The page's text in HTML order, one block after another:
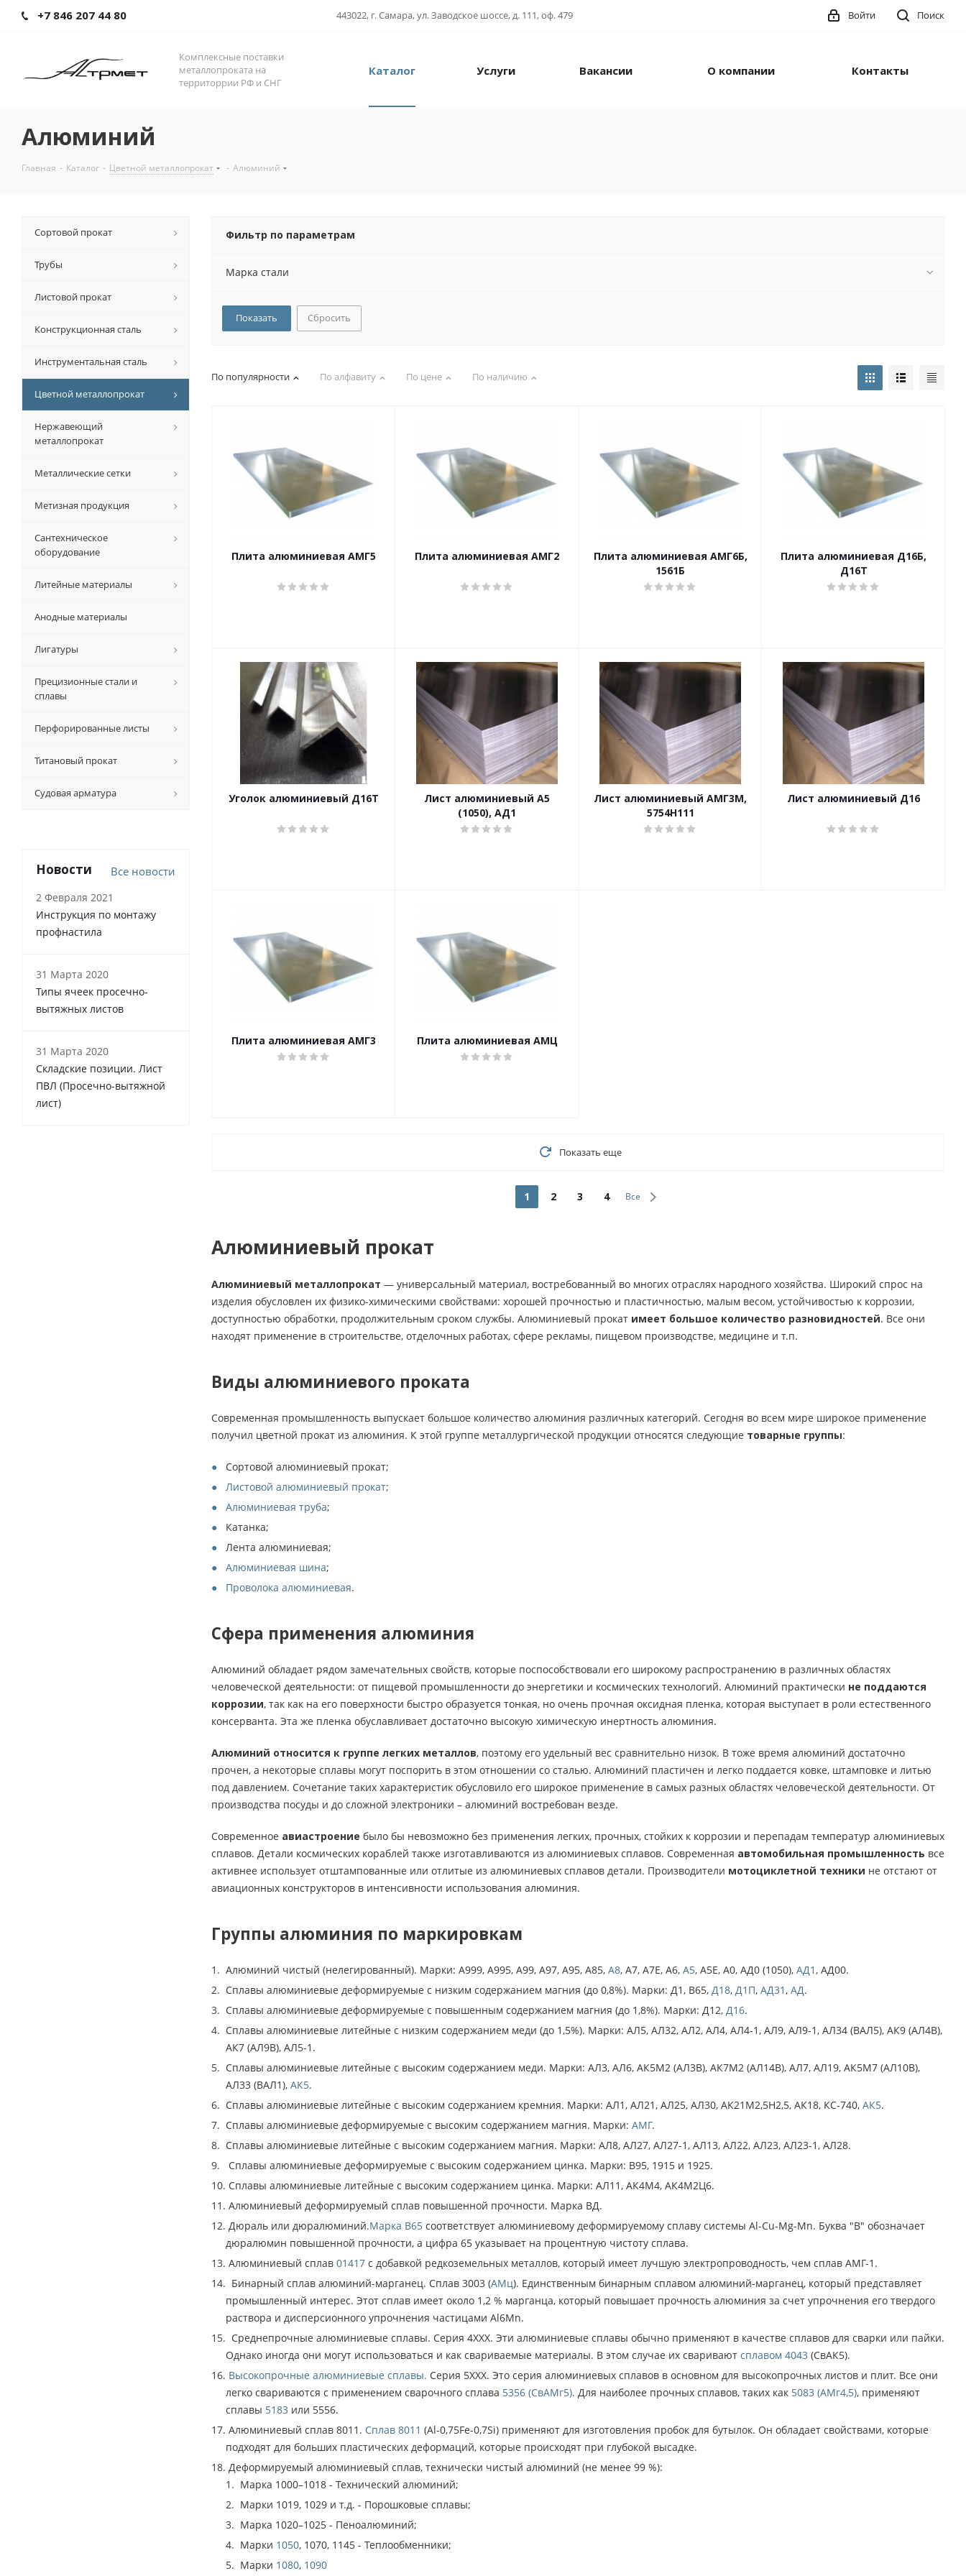
+7 846 207 44 80 443022, г. Самара, ул. Заводское шоссе, д. 111, оф. 479 Поиск
Войти
Комплексные поставки
металлопроката на
территоррии РФ и СНГ
Каталог Услуги Вакансии О компании Контакты
Алюминий
Главная - Каталог - Цветной металлопрокат - Алюминий
Фильтр по параметрам
Марка стали
Сбросить
По популярности По алфавиту По цене По наличию
Плита алюминиевая АМГ5 Плита алюминиевая АМГ2
Плита алюминиевая АМГ6Б,
1561Б
Плита алюминиевая Д16Б,
Д16Т
Уголок алюминиевый Д16Т
Лист алюминиевый А5
(1050), АД1
Лист алюминиевый АМГ3М,
5754Н111
Лист алюминиевый Д16
Плита алюминиевая АМГ3 Плита алюминиевая АМЦ
Показать еще
1 2 3 4 Все
Алюминиевый прокат
Алюминиевый металлопрокат — универсальный материал, востребованный во многих отраслях народного хозяйства. Широкий спрос на
изделия обусловлен их физико-химическими свойствами: хорошей прочностью и пластичностью, малым весом, устойчивостью к коррозии,
доступностью обработки, продолжительным сроком службы. Алюминиевый прокат имеет большое количество разновидностей. Все они
находят применение в строительстве, отделочных работах, сфере рекламы, пищевом производстве, медицине и т.п.
Виды алюминиевого проката
Современная промышленность выпускает большое количество алюминия различных категорий. Сегодня во всем мире широкое применение
получил цветной прокат из алюминия. К этой группе металлургической продукции относятся следующие товарные группы:
Сортовой алюминиевый прокат;
Листовой алюминиевый прокат;
Алюминиевая труба;
Катанка;
Лента алюминиевая;
Алюминиевая шина;
Проволока алюминиевая.
Сфера применения алюминия
Алюминий обладает рядом замечательных свойств, которые поспособствовали его широкому распространению в различных областях
человеческой деятельности: от пищевой промышленности до энергетики и космических технологий. Алюминий практически не поддаются
коррозии, так как на его поверхности быстро образуется тонкая, но очень прочная оксидная пленка, которая выступает в роли естественного
консерванта. Эта же пленка обуславливает достаточно высокую химическую инертность алюминия.
Алюминий относится к группе легких металлов, поэтому его удельный вес сравнительно низок. В тоже время алюминий достаточно
прочен, а некоторые сплавы могут поспорить в этом отношении со сталью. Алюминий пластичен и легко поддается ковке, штамповке и литью
под давлением. Сочетание таких характеристик обусловило его широкое применение в самых разных областях человеческой деятельности. От
производства посуды и до сложной электроники – алюминий востребован везде.
Современное авиастроение было бы невозможно без применения легких, прочных, стойких к коррозии и перепадам температур алюминиевых
сплавов. Детали космических кораблей также изготавливаются из алюминиевых сплавов. Современная автомобильная промышленность все
активнее использует отштампованные или отлитые из алюминиевых сплавов детали. Производители мотоциклетной техники не отстают от
авиационных конструкторов в интенсивности использования алюминия.
Группы алюминия по маркировкам
Алюминий чистый (нелегированный). Марки: А999, А995, А99, А97, А95, А85, А8, А7, А7Е, А6, А5, А5Е, А0, АД0 (1050), АД1, АД00.
Сплавы алюминиевые деформируемые с низким содержанием магния (до 0,8%). Марки: Д1, В65, Д18, Д1П, АД31, АД.
Сплавы алюминиевые деформируемые с повышенным содержанием магния (до 1,8%). Марки: Д12, Д16.
Сплавы алюминиевые литейные с низким содержанием меди (до 1,5%). Марки: АЛ5, АЛ32, АЛ2, АЛ4, АЛ4-1, АЛ9, АЛ9-1, АЛ34 (ВАЛ5), АК9 (АЛ4В),
АК7 (АЛ9В), АЛ5-1.
Сплавы алюминиевые литейные с высоким содержанием меди. Марки: АЛ3, АЛ6, АК5М2 (АЛ3В), АК7М2 (АЛ14В), АЛ7, АЛ19, АК5М7 (АЛ10В),
АЛ33 (ВАЛ1), АК5.
Сплавы алюминиевые литейные с высоким содержанием кремния. Марки: АЛ1, АЛ21, АЛ25, АЛ30, АК21М2,5Н2,5, АК18, КС-740, АК5.
Сплавы алюминиевые деформируемые с высоким содержанием магния. Марки: АМГ.
Сплавы алюминиевые литейные с высоким содержанием магния. Марки: АЛ8, АЛ27, АЛ27-1, АЛ13, АЛ22, АЛ23, АЛ23-1, АЛ28.
Сплавы алюминиевые деформируемые с высоким содержанием цинка. Марки: В95, 1915 и 1925.
Сплавы алюминиевые литейные с высоким содержанием цинка. Марки: АЛ11, АК4М4, АК4М2Ц6.
Алюминиевый деформируемый сплав повышенной прочности. Марка ВД.
Дюраль или дюралюминий.Марка В65 соответствует алюминиевому деформируемому сплаву системы Al-Cu-Mg-Mn. Буква "В" обозначает
дюралюмин повышенной прочности, а цифра 65 указывает на процентную чистоту сплава.
Алюминиевый сплав 01417 с добавкой редкоземельных металлов, который имеет лучшую электропроводность, чем сплав АМГ-1.
Бинарный сплав алюминий-марганец. Сплав 3003 (АМц). Единственным бинарным сплавом алюминий-марганец, который представляет
промышленный интерес. Этот сплав имеет около 1,2 % марганца, который повышает прочность алюминия за счет упрочнения его твердого
раствора и дисперсионного упрочнения частицами Al6Mn.
Среднепрочные алюминиевые сплавы. Серия 4ХХХ. Эти алюминиевые сплавы обычно применяют в качестве сплавов для сварки или пайки.
Однако иногда они могут использоваться и как свариваемые материалы. В этом случае их сваривают сплавом 4043 (СвАК5).
Высокопрочные алюминиевые сплавы. Серия 5ХХХ. Это серия алюминиевых сплавов в основном для высокопрочных листов и плит. Все они
легко свариваются с применением сварочного сплава 5356 (СвАМг5). Для наиболее прочных сплавов, таких как 5083 (АМг4,5), применяют
сплавы 5183 или 5556.
Алюминиевый сплав 8011. Сплав 8011 (Al-0,75Fe-0,7Si) применяют для изготовления пробок для бутылок. Он обладает свойствами, которые
подходят для больших пластических деформаций, которые происходят при глубокой высадке.
Деформируемый алюминиевый сплав, технически чистый алюминий (не менее 99 %):
Марка 1000–1018 - Технический алюминий;
Марки 1019, 1029 и т.д. - Порошковые сплавы;
Марка 1020–1025 - Пеноалюминий;
Марки 1050, 1070, 1145 - Теплообменники;
Марки 1080, 1090
Сортовой прокат
Трубы
Листовой прокат
Конструкционная сталь
Инструментальная сталь
Цветной металлопрокат
Нержавеющий
металлопрокат
Металлические сетки
Метизная продукция
Сантехническое
оборудование
Литейные материалы
Анодные материалы
Лигатуры
Прецизионные стали и
сплавы
Перфорированные листы
Титановый прокат
Судовая арматура
Новости Все новости
2 Февраля 2021
Инструкция по монтажу
профнастила
31 Марта 2020
Типы ячеек просечно-
вытяжных листов
31 Марта 2020
Складские позиции. Лист
ПВЛ (Просечно-вытяжной
лист)